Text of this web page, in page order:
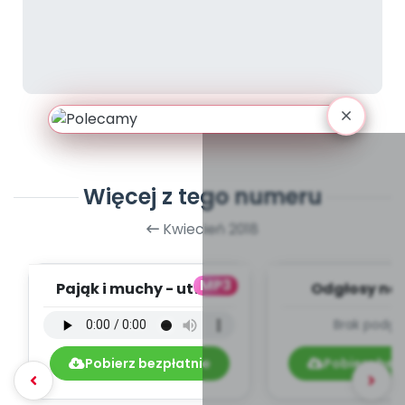
Więcej z tego numeru
Kwiecień 2018
MP3
Pająk i muchy - utwór
mp3)
Pobierz bezpłatnie
Odgłosy na
Brak
Pobierz